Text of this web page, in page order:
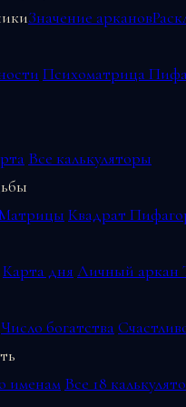
Значение арканов
Психоматрица
Все калькуляторы
Матрицы Квадрат
Карта дня Личный аркан
Число богатства
именам Все 18